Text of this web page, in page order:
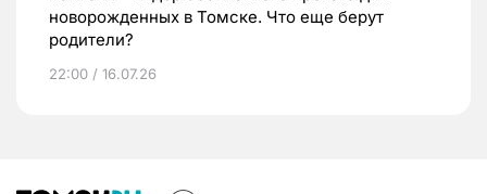
новорожденных в Томске. Что еще берут
родители?
22:00 / 16.07.26